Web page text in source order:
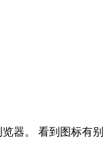
器。 看到图标有